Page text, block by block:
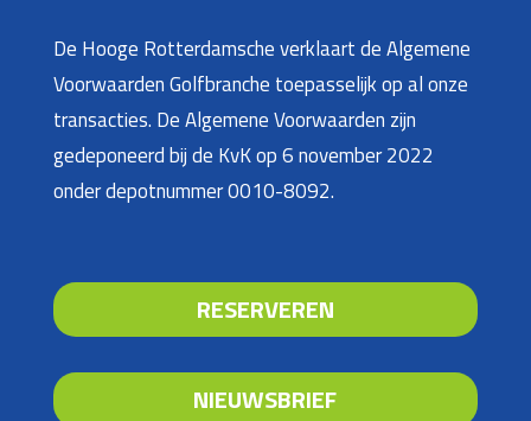
De Hooge Rotterdamsche verklaart de Algemene
Voorwaarden Golfbranche toepasselijk op al onze
transacties. De Algemene Voorwaarden zijn
gedeponeerd bij de KvK op 6 november 2022
onder depotnummer 0010-8092.
RESERVEREN
NIEUWSBRIEF